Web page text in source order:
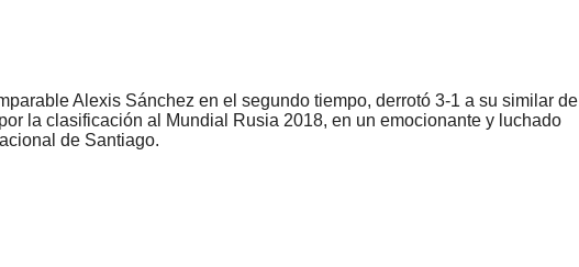
Alexis Sánchez en el segundo tiempo, derrotó 3-1 a su similar de
la clasificación al Mundial Rusia 2018, en un emocionante y luchado
de Santiago.